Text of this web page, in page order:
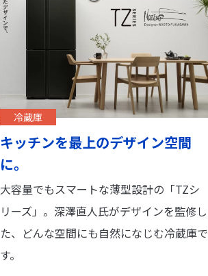
冷蔵庫
キッチンを最上のデザイン空間
に。
大容量でもスマートな薄型設計の「TZシ
リーズ」。深澤直人氏がデザインを監修し
た、どんな空間にも自然になじむ冷蔵庫で
す。